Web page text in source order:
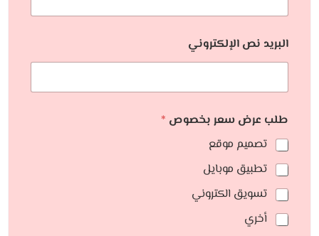
البريد نص الإلكتروني
طلب عرض سعر بخصوص *
تصميم موقع
تطبيق موبايل
تسويق الكتروني
أخري